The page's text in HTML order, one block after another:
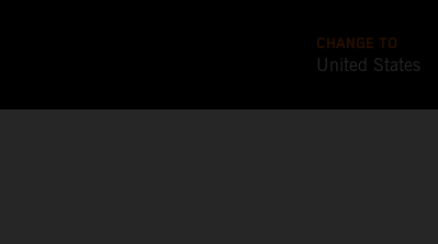
CHANGE TO
United States